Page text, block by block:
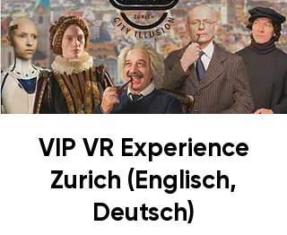
VIP VR Experience
Zurich (Englisch,
Deutsch)